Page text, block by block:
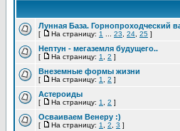
Лунная База. Горнопроходческий
[ На страницу: 1 23 24 25 ]
Нептун - мегаземля будущего..
[ На страницу: 1 2 ]
Внеземные формы жизни
[ На страницу: 1 2 ]
Астероиды
[ На страницу: 1 2 ]
Осваиваем Венеру :)
[ На страницу: 1 2 3 ]